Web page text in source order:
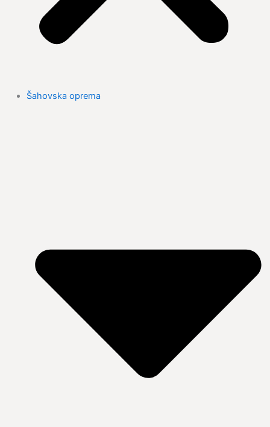
Šahovska oprema